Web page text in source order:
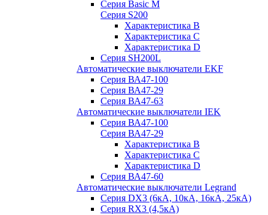
Серия Basic M
Серия S200
Характеристика B
Характеристика C
Характеристика D
Серия SH200L
Автоматические выключатели EKF
Серия ВА47-100
Серия ВА47-29
Серия ВА47-63
Автоматические выключатели IEK
Серия ВА47-100
Серия ВА47-29
Характеристика B
Характеристика C
Характеристика D
Серия ВА47-60
Автоматические выключатели Legrand
Серия DX3 (6кА, 10кА, 16кА, 25кА)
Серия RX3 (4,5кА)